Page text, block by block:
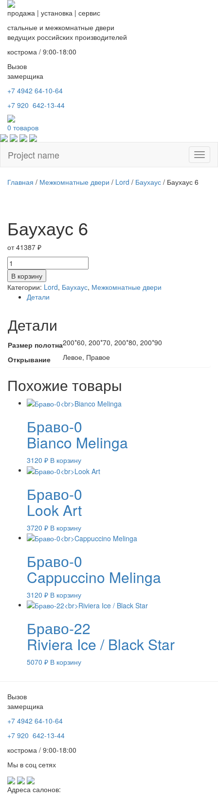
продажа | установка | сервис
стальные и межкомнатные двери
ведущих российских производителей
кострома / 9:00-18:00
Вызов
замерщика
+7 4942 64-10-64
+7 920 642-13-44
0 товаров
Project name
Главная / Межкомнатные двери / Lord / Баухаус / Баухаус 6
Баухаус 6
от41387 ₽
Количество
товара
Баухаус
6
В корзину
Категории: Lord, Баухаус, Межкомнатные двери
Детали
Детали
Размер полотна200*60, 200*70, 200*80, 200*90
Открывание
Левое, Правое
Похожие товары
Браво-0
Bianco Melinga
3120 ₽ В корзину
Браво-0
Look Art
3720 ₽ В корзину
Браво-0
Cappuccino Melinga
3120 ₽ В корзину
Браво-22
Riviera Ice / Black Star
5070 ₽ В корзину
Вызов
замерщика
+7 4942 64-10-64
+7 920 642-13-44
кострома / 9:00-18:00
Мы в соц сетях
Адреса салонов: